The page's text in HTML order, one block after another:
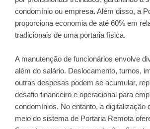
condomínio ou empresa. Além disso, a
proporciona economia de até 60% em
tradicionais de uma portaria física.
A manutenção de funcionários envolve
além do salário. Deslocamento, turnos,
outras despesas podem se acumular,
desafio financeiro e operacional para
condomínios. No entanto, a digitalização
meio do sistema de Portaria Remota